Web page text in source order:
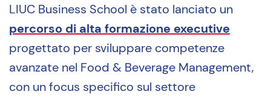
LIUC Business School è stato lanciato un
percorso di alta formazione executive
progettato per sviluppare competenze
avanzate nel Food & Beverage Management,
con un focus specifico sul settore